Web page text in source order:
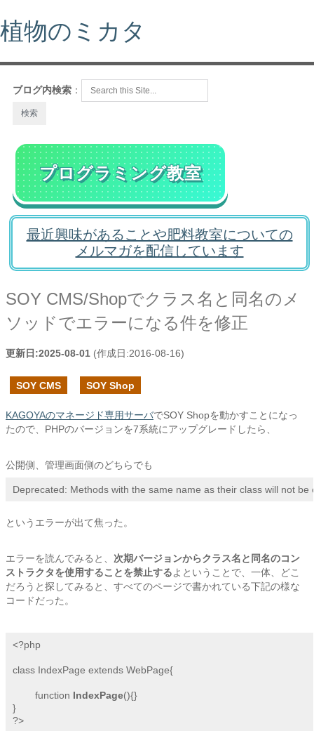
植物のミカタ
ブログ内検索 ：
プログラミング教室
最近興味があることや肥料教室についての
メルマガを配信しています
SOY CMS/Shopでクラス名と同名のメ
ソッドでエラーになる件を修正
更新日:2025-08-01 (作成日:2016-08-16)
SOY CMS SOY Shop
KAGOYAのマネージド専用サーバでSOY Shopを動かすことになっ
たので、PHPのバージョンを7系統にアップグレードしたら、
公開側、管理画面側のどちらでも
Deprecated: Methods with the same name as their class will not
というエラーが出て焦った。
エラーを読んでみると、 次期バージョンからクラス名と同名のコン
ストラクタを使用することを禁止するよということで、一体、どこ
だろうと探してみると、すべてのページで書かれている下記の様な
コードだった。
<?php
class IndexPage extends WebPage{
	function
IndexPage(){}
}
?>